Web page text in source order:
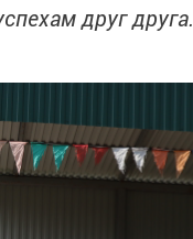
друг друга.